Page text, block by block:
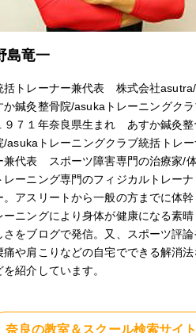
島竜一
括トレーナー兼代表 株式会社
か鍼灸整骨院/asukaトレーニングク
９７１年奈良県生まれ あすか鍼灸整
/asukaトレーニングクラブ統括トレー
兼代表 スポーツ障害専門の治療家/
レーニング専門のフィジカルトレーナ
。アスリートから一般の方までに体幹
ーニングにより身体が健康になる素晴
さをブログで発信。又、スポーツ評
痛や肩こりなどの自宅でできる解消法
を紹介しています。
奈良の教室＆スクール検索サイト